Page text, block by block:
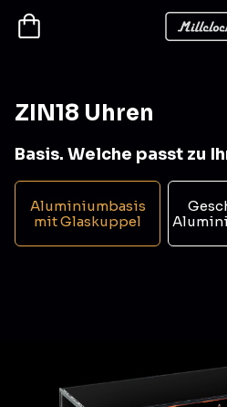
ZIN18 Uhren
Basis. Welche passt zu
Aluminiumbasis
mit Glaskuppel